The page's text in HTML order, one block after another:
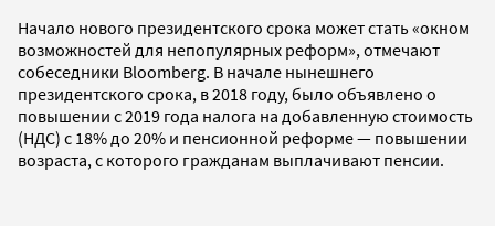
Начало нового президентского срока может стать «окном
возможностей для непопулярных реформ», отмечают
собеседники Bloomberg. В начале нынешнего
президентского срока, в 2018 году, было объявлено о
повышении с 2019 года налога на добавленную стоимость
(НДС) с 18% до 20% и пенсионной реформе — повышении
возраста, с которого гражданам выплачивают пенсии.